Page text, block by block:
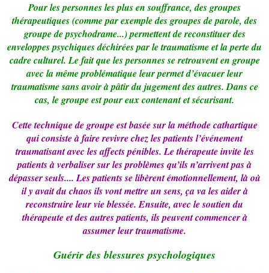
Pour les personnes les plus en souffrance, des groupes
thérapeutiques (comme par exemple des groupes de parole, des
groupe de psychodrame...) permettent de reconstituer des
enveloppes psychiques déchirées par le traumatisme et la perte du
cadre culturel. Le fait que les personnes se retrouvent en groupe
avec la même problématique leur permet d’évacuer leur
traumatisme sans avoir à pâtir du jugement des autres. Dans ce
cas, le groupe est pour eux contenant et sécurisant.
Cette technique de groupe est basée sur la méthode cathartique
qui consiste à faire revivre chez les patients l’événement
traumatisant avec les affects pénibles. Le thérapeute invite les
patients à verbaliser sur les problèmes qu’ils n’arrivent pas à
dépasser seuls.... Les patients se libèrent émotionnellement, là où
il y avait du chaos ils vont mettre un sens, ça va les aider à
reconstruire leur vie blessée. Ensuite, avec le soutien du
thérapeute et des autres patients, ils peuvent commencer à
assumer leur traumatisme.
Guérir des blessures psychologiques